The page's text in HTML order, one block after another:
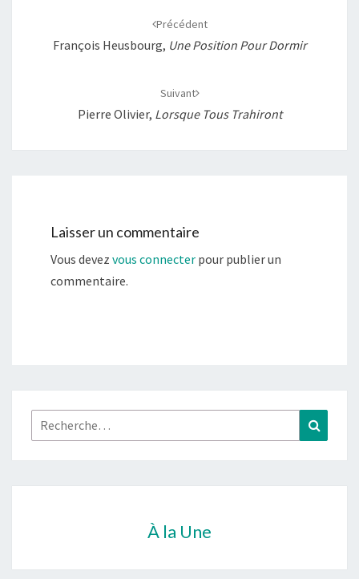
Précédent
François Heusbourg, Une Position Pour Dormir
Suivant
Pierre Olivier, Lorsque Tous Trahiront
Laisser un commentaire
Vous devez vous connecter pour publier un
commentaire.
Rechercher :
À la Une